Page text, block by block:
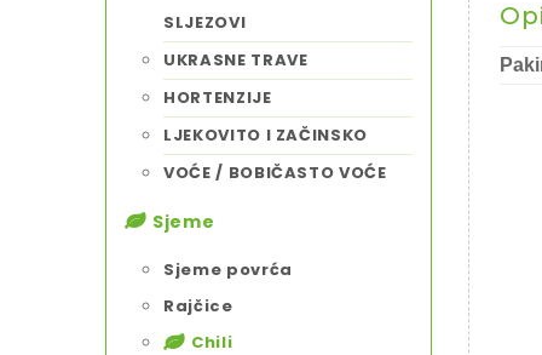
SLJEZOVI
UKRASNE TRAVE
HORTENZIJE
LJEKOVITO I ZAČINSKO
VOĆE / BOBIČASTO VOĆE
Sjeme
Sjeme povrća
Rajčice
Chili